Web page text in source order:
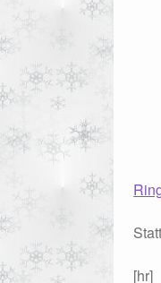
[hr]